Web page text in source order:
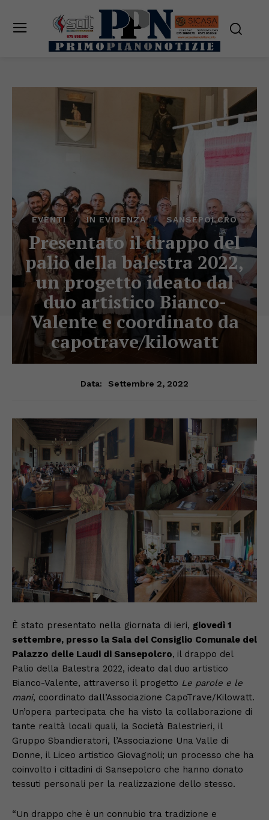
EVENTI IN EVIDENZA SANSEPOLCRO
Presentato il drappo del
palio della balestra 2022,
un progetto ideato dal
duo artistico Bianco-
Valente e coordinato da
capotrave/kilowatt
Data: Settembre 2, 2022
È stato presentato nella giornata di ieri, giovedì 1
settembre, presso la Sala del Consiglio Comunale del
Palazzo delle Laudi di Sansepolcro, il drappo del
Palio della Balestra 2022, ideato dal duo artistico
Bianco-Valente, attraverso il progetto Le parole e le
mani, coordinato dall’Associazione CapoTrave/Kilowatt.
Un’opera partecipata che ha visto la collaborazione di
tante realtà locali quali, la Società Balestrieri, il
Gruppo Sbandieratori, l’Associazione Una Valle di
Donne, il Liceo artistico Giovagnoli; un processo che ha
coinvolto i cittadini di Sansepolcro che hanno donato
tessuti personali per la realizzazione dello stesso.
“Un drappo che è un connubio tra tradizione e